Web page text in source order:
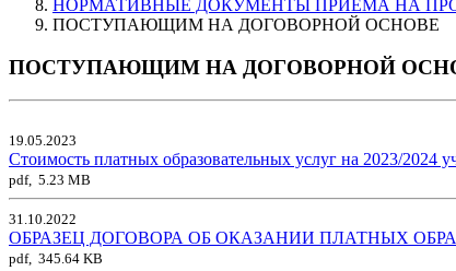
НОРМАТИВНЫЕ ДОКУМЕНТЫ ПРИЕМА НА
ПОСТУПАЮЩИМ НА ДОГОВОРНОЙ ОСНОВЕ
ПОСТУПАЮЩИМ НА ДОГОВОРНОЙ
19.05.2023
Стоимость платных образовательных услуг на 2023/2024
pdf, 5.23 MB
31.10.2022
ОБРАЗЕЦ ДОГОВОРА ОБ ОКАЗАНИИ ПЛАТНЫХ
pdf, 345.64 KB